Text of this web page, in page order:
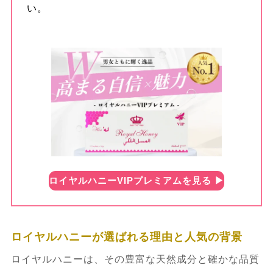
合の対処法
ロイヤルハニーに関するよくある質問
（FAQ）
ロイヤルハニーの正規代理店はどこ
ですか？などの代表的な質問
い。
ロイヤルハニーVIPプレミアムを見る ▶︎
ロイヤルハニーが選ばれる理由と人気の背景
ロイヤルハニーは、その豊富な天然成分と確かな品質